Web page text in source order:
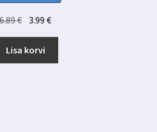
€ Algne
hind
oli:
6.89 €.
3.99€Praegune
hind
3.99 €.
Lisa korvi